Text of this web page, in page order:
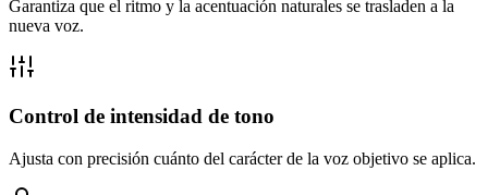
Garantiza que el ritmo y la acentuación naturales se trasladen a la
nueva voz.
Control de intensidad de tono
Ajusta con precisión cuánto del carácter de la voz objetivo se aplica.